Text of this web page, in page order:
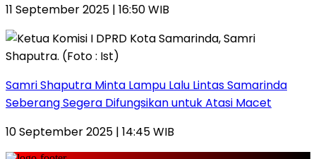
11 September 2025 | 16:50 WIB
Samri Shaputra Minta Lampu Lalu Lintas Samarinda
Seberang Segera Difungsikan untuk Atasi Macet
10 September 2025 | 14:45 WIB